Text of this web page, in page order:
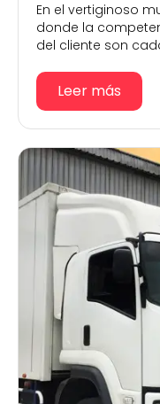
En el vertiginoso
donde la
del cliente son
Leer más